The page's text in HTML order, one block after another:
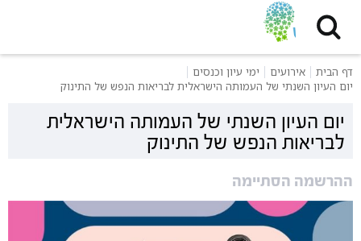
דף הבית אירועים
ימי עיון וכנסים
יום העיון השנתי של העמותה הישראלית לבריאות הנפש של התינוק
יום העיון השנתי של העמותה הישראלית
לבריאות הנפש של התינוק
ההרשמה הסתיימה